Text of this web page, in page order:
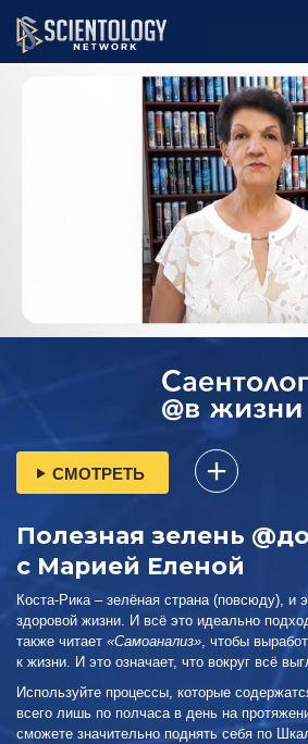
СМОТРЕТЬ
Полезная зелень
с Марией Еленой
Коста-Рика – зелёная страна (повсюду), и
здоровой жизни. И всё это идеально
также читает «Самоанализ» , чтобы
к жизни. И это означает, что вокруг всё
Используйте процессы, которые
всего лишь по полчаса в день на
сможете значительно поднять себя по